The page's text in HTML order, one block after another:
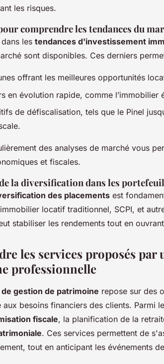
les risques.
comprendre les tendances du
les tendances d'investissement
sont disponibles. Ces derniers
offrant les meilleures opportunités
en évolution rapide, comme l’immobilier
de défiscalisation, tels que le Pinel
des analyses de marché vous
et fiscales.
la diversification dans les
des placements est
locatif traditionnel, SCPI, et
stabiliser les rendements tout en
les services proposés par
professionnelle
gestion de patrimoine repose sur des
besoins financiers des clients. Parmi
fiscale, la planification de la
. Ces services permettent de
tout en anticipant les événements